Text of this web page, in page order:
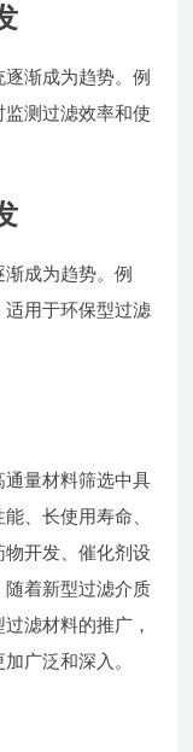
渐成为趋势。例
测过滤效率和使
成为趋势。例
用于环保型过滤
量材料筛选中具
、长使用寿命、
开发、催化剂设
着新型过滤介质
滤材料的推广，
广泛和深入。